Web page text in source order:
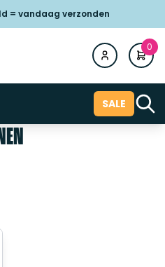
= vandaag verzonden
0
SALE